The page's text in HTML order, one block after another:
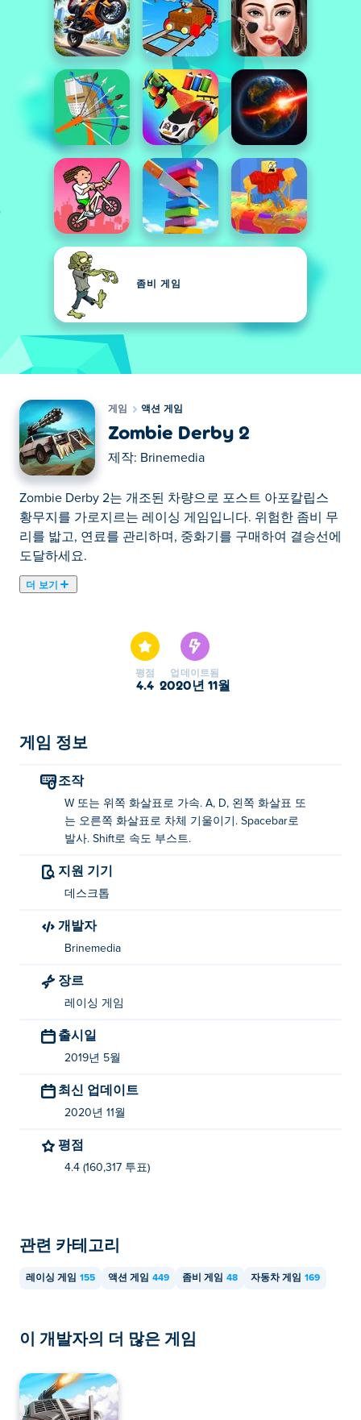
좀비 게임
게임 액션 게임
Zombie Derby 2
제작: Brinemedia
Zombie Derby 2는 개조된 차량으로 포스트 아포칼립스
황무지를 가로지르는 레이싱 게임입니다. 위험한 좀비 무
리를 밟고, 연료를 관리하며, 중화기를 구매하여 결승선에
도달하세요.
더 보기
그레이드하고 더 많은 좀비를 물리치세요! Poki에서
Zombie Derby 2를 플레이하고 언데드 무리로부터 지구를
구하세요. 점프하는 동안 가속 페달에서 발을 떼면 연료가
W 또는 위쪽 키 - 가속
AD 또는 좌/우 키 - 틸트카
스페이스 바 - 좀비와 장애물을 쏴
Shift - 속도 향상
작성자 정보:
Zombie Derby 2는 우크라이나에 본사를 둔 Brinemedia에
평점
4.4
업데이트됨
2020년 11월
게임 정보
조작
W 또는 위쪽 화살표로 가속. A, D, 왼쪽 화살표 또
는 오른쪽 화살표로 차체 기울이기. Spacebar로
발사. Shift로 속도 부스트.
지원 기기
데스크톱
개발자
Brinemedia
장르
레이싱 게임
출시일
2019년 5월
최신 업데이트
2020년 11월
평점
4.4 (160,317 투표)
관련 카테고리
레이싱 게임 155 액션 게임 449 좀비 게임 48 자동차 게임 169
이 개발자의 더 많은 게임